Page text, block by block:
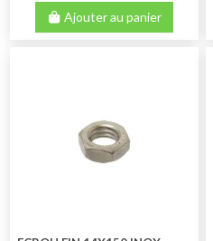
Ajouter au panier